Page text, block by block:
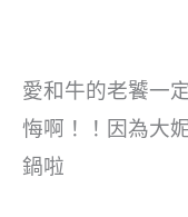
愛和牛的老饕一
悔啊！！因為大
鍋啦